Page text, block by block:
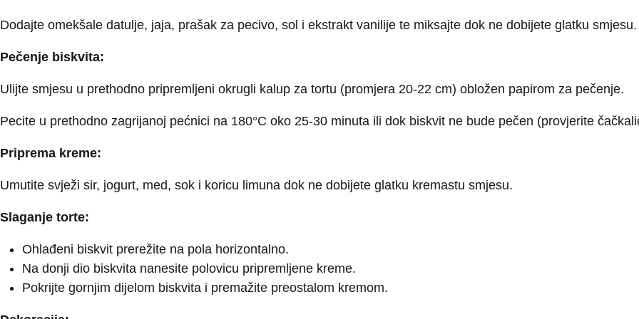
Dodajte omekšale datulje, jaja, prašak za pecivo, sol i ekstrakt vanilije te miksajte dok ne dobijete glatku smjesu.
Pečenje biskvita:
Ulijte smjesu u prethodno pripremljeni okrugli kalup za tortu (promjera 20-22 cm) obložen papirom za pečenje.
Pecite u prethodno zagrijanoj pećnici na 180°C oko 25-30 minuta ili dok biskvit ne bude pečen (provjerite
Priprema kreme:
Umutite svježi sir, jogurt, med, sok i koricu limuna dok ne dobijete glatku kremastu smjesu.
Slaganje torte:
Ohlađeni biskvit prerežite na pola horizontalno.
Na donji dio biskvita nanesite polovicu pripremljene kreme.
Pokrijte gornjim dijelom biskvita i premažite preostalom kremom.